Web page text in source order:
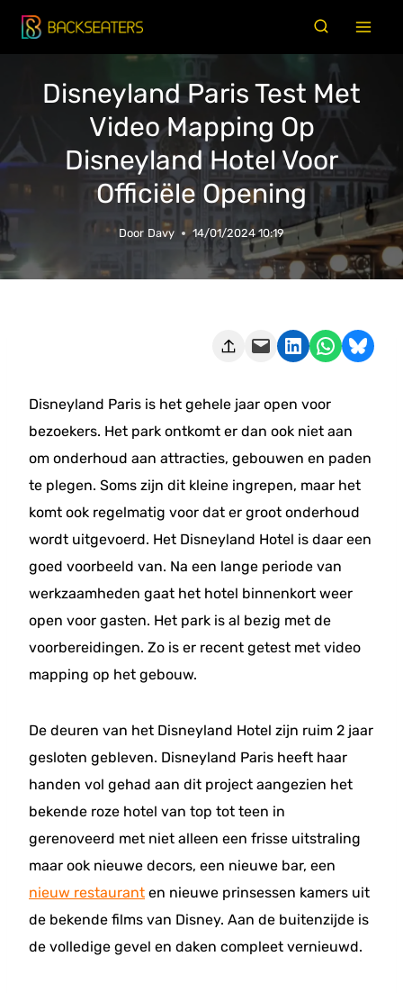
Doorgaan
naar
Disneyland Paris Test Met
Video Mapping Op
Disneyland Hotel Voor
Officiële Opening
Door Davy 14/01/2024 10:19
Deze pagina e-mailen Delen op LinkedIn Delen via WhatsApp Share on Bluesky
Disneyland Paris is het gehele jaar open voor
bezoekers. Het park ontkomt er dan ook niet aan
om onderhoud aan attracties, gebouwen en paden
te plegen. Soms zijn dit kleine ingrepen, maar het
komt ook regelmatig voor dat er groot onderhoud
wordt uitgevoerd. Het Disneyland Hotel is daar een
goed voorbeeld van. Na een lange periode van
werkzaamheden gaat het hotel binnenkort weer
open voor gasten. Het park is al bezig met de
voorbereidingen. Zo is er recent getest met video
mapping op het gebouw.
De deuren van het Disneyland Hotel zijn ruim 2 jaar
gesloten gebleven. Disneyland Paris heeft haar
handen vol gehad aan dit project aangezien het
bekende roze hotel van top tot teen in
gerenoveerd met niet alleen een frisse uitstraling
maar ook nieuwe decors, een nieuwe bar, een
nieuw restaurant en nieuwe prinsessen kamers uit
de bekende films van Disney. Aan de buitenzijde is
de volledige gevel en daken compleet vernieuwd.